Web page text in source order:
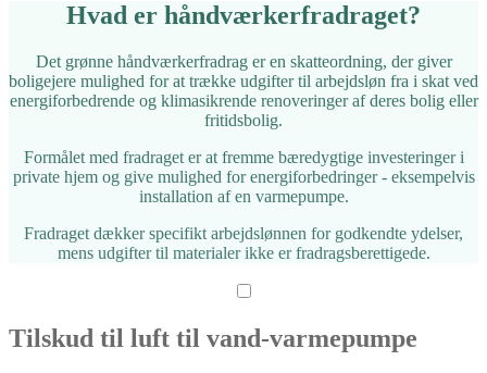
Hvad er håndværkerfradraget?
Det grønne håndværkerfradrag er en skatteordning, der giver
boligejere mulighed for at trække udgifter til arbejdsløn fra i skat ved
energiforbedrende og klimasikrende renoveringer af deres bolig eller
fritidsbolig.
Formålet med fradraget er at fremme bæredygtige investeringer i
private hjem og give mulighed for energiforbedringer - eksempelvis
installation af en varmepumpe.
Fradraget dækker specifikt arbejdslønnen for godkendte ydelser,
mens udgifter til materialer ikke er fradragsberettigede.
Tilskud til luft til vand-varmepumpe